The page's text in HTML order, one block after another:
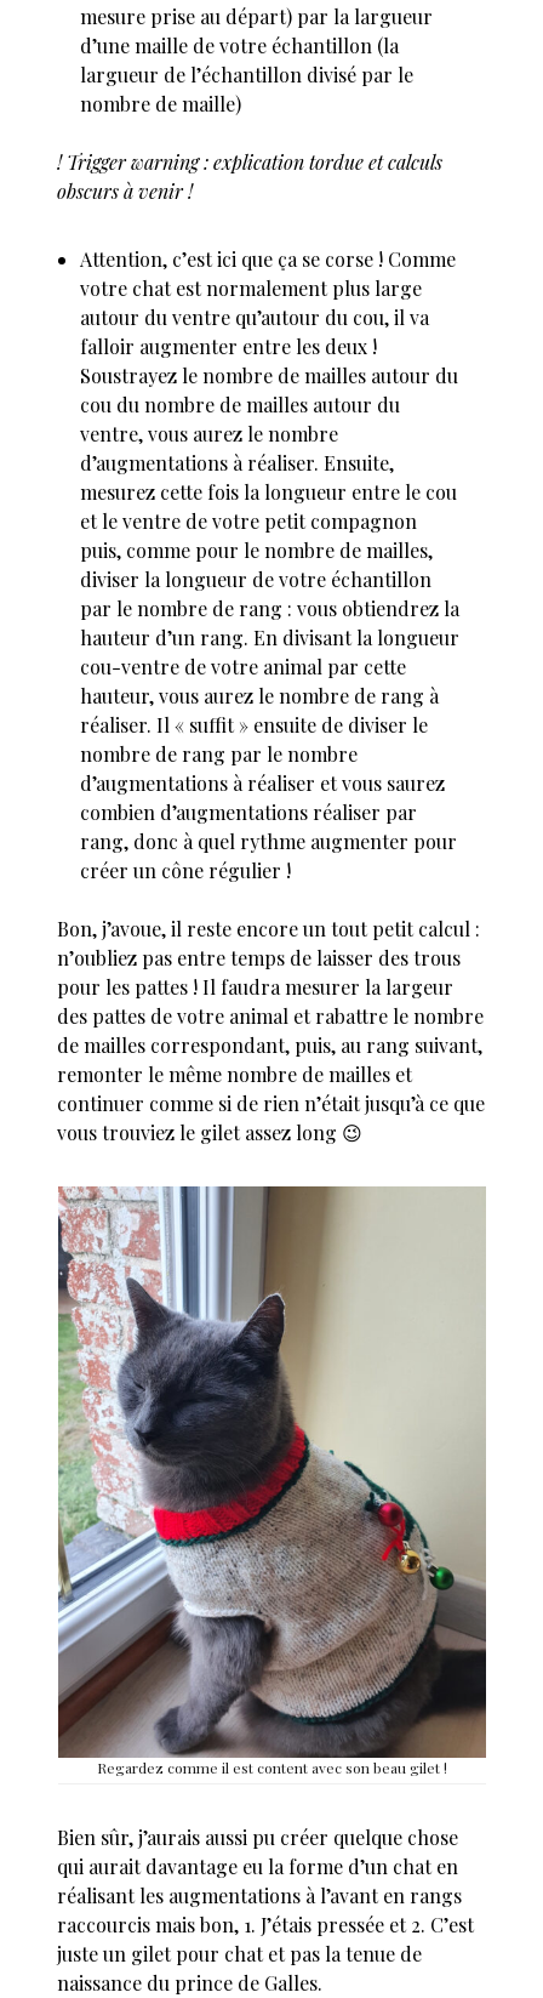
mesure prise au départ) par la largueur
d’une maille de votre échantillon (la
largueur de l’échantillon divisé par le
nombre de maille)
! Trigger warning : explication tordue et calculs
obscurs à venir !
Attention, c’est ici que ça se corse ! Comme
votre chat est normalement plus large
autour du ventre qu’autour du cou, il va
falloir augmenter entre les deux !
Soustrayez le nombre de mailles autour du
cou du nombre de mailles autour du
ventre, vous aurez le nombre
d’augmentations à réaliser. Ensuite,
mesurez cette fois la longueur entre le cou
et le ventre de votre petit compagnon
puis, comme pour le nombre de mailles,
diviser la longueur de votre échantillon
par le nombre de rang : vous obtiendrez la
hauteur d’un rang. En divisant la longueur
cou-ventre de votre animal par cette
hauteur, vous aurez le nombre de rang à
réaliser. Il « suffit » ensuite de diviser le
nombre de rang par le nombre
d’augmentations à réaliser et vous saurez
combien d’augmentations réaliser par
rang, donc à quel rythme augmenter pour
créer un cône régulier !
Bon, j’avoue, il reste encore un tout petit calcul :
n’oubliez pas entre temps de laisser des trous
pour les pattes ! Il faudra mesurer la largeur
des pattes de votre animal et rabattre le nombre
de mailles correspondant, puis, au rang suivant,
remonter le même nombre de mailles et
continuer comme si de rien n’était jusqu’à ce que
vous trouviez le gilet assez long 😉
Regardez comme il est content avec son beau gilet !
Bien sûr, j’aurais aussi pu créer quelque chose
qui aurait davantage eu la forme d’un chat en
réalisant les augmentations à l’avant en rangs
raccourcis mais bon, 1. J’étais pressée et 2. C’est
juste un gilet pour chat et pas la tenue de
naissance du prince de Galles.